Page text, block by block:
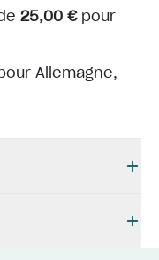
25,00 €pour
Allemagne,